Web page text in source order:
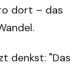
dort – das
denkst: "Das